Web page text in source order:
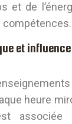
et de
compétences.
et
heure
associée